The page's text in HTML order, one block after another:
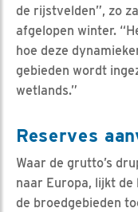
de rijstvelden”, zo
afgelopen winter.
hoe deze
gebieden wordt
wetlands.”
Reserves
Waar de grutto’s
naar Europa, lijkt
de broedgebieden